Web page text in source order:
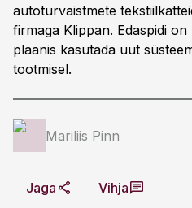
autoturvaistmete
firmaga Klippan. Edaspidi
plaanis kasutada uut
tootmisel.
Mariliis Pinn
Jaga Vihja